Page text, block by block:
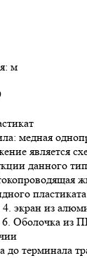
м
медная
является
данного
экран из
Оболочка из
до терминала